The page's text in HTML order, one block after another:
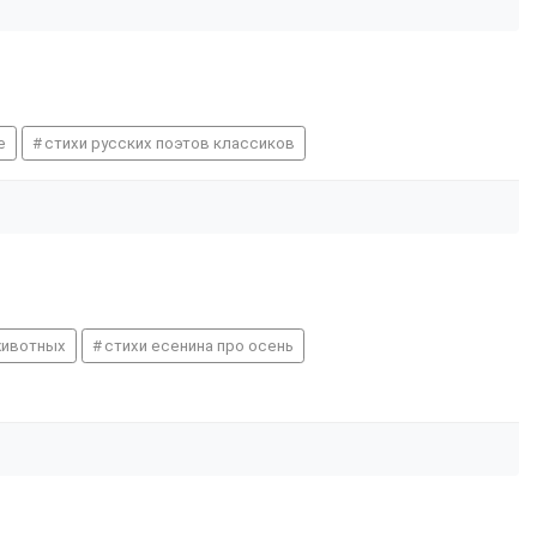
стихи русских поэтов классиков
стихи есенина про осень